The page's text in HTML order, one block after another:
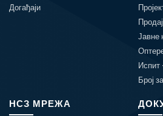
Догађаји
Јавне
Број
НСЗ МРЕЖА